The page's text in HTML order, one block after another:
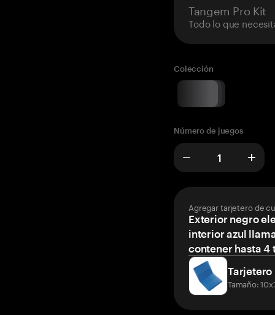
Tangem Pro Kit
Todo lo que
Colección
Número de juegos
Agregar tarjetero de
Exterior negro
interior azul
contener hasta 4
Tarjetero
Tamaño: